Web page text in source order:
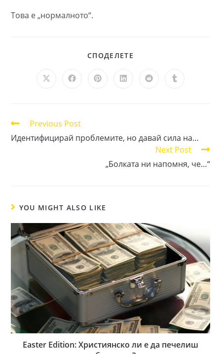
Това е „нормалното“.
СПОДЕЛЕТЕ
Opens
Opens Opens Opens Opens Opens
Read
articles
Previous Post
Идентифицирай проблемите, но давай сила на…
Next Post
„Болката ни напомня, че…“
YOU MIGHT ALSO LIKE
Easter Edition: Християнско ли е да печелиш